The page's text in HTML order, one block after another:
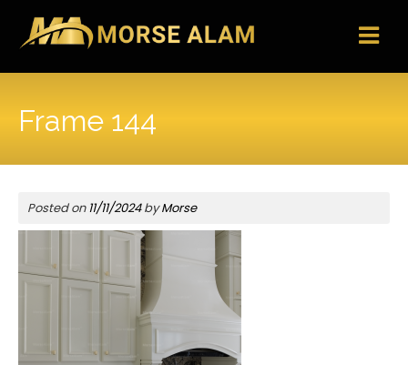
content
Frame 144
Posted on11/11/2024byMorse